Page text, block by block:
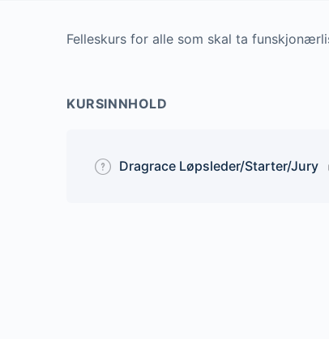
Felleskurs for alle som skal ta
KURSINNHOLD
Dragrace Løpsleder/Starter/Jury